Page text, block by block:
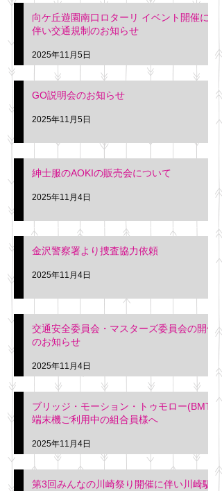
階会議室にてGOの説明会
を行います。 神奈川個人
タクシー協同組合 専務 佐
久間
向ケ丘遊園南口ロターリ イベント開催に
伴い交通規制のお知らせ
2025年11月5日
GO説明会のお知らせ
2025年11月5日
紳士服のAOKIの販売会について
2025年11月4日
金沢警察署より捜査協力依頼
2025年11月4日
交通安全委員会・マスターズ委員会の開催
のお知らせ
2025年11月4日
ブリッジ・モーション・トゥモロー(BMT)
端末機ご利用中の組合員様へ
2025年11月4日
第3回みんなの川崎祭り開催に伴い川崎駅